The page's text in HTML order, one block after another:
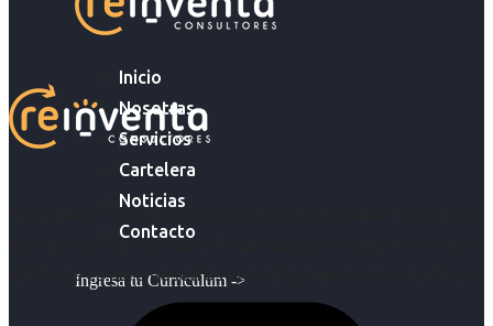
Inicio
Nosotras
Servicios
Cartelera
Noticias
Contacto
Ingresa tu Curriculum ->
Acompañar a empresas en su gestión de capital humano y
acompañar a personas en la búsqueda y encuentro de sus
objetivos es para nosotros un trabajo, pero antes un placer.